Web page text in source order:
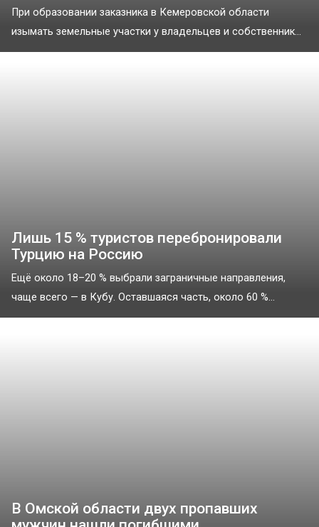
При образовании заказника в Кемеровской области
изымать земельные участки у владельцев и собственник...
Лишь 15 % туристов перебронировали
Турцию на Россию
Ещё около 18–20 % выбрали заграничные направления,
чаще всего — в Кубу. Оставшаяся часть, около 60 %...
В Омской области двух пропавших